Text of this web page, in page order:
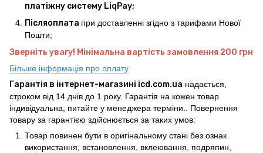
платіжну систему LiqPay;
Післяоплата при доставленні згідно з тарифами Нової
Пошти;
Зверніть увагу! Мінімальна вартість замовлення 200 грн
Більше інформація про оплату
Гарантія в інтернет-магазині icd.com.ua надається,
строком від 14 днів до 1 року. Гарантія на кожен товар
індивідуальна, питайте у менеджера терміни.. Повернення
товару за гарантією здійснюється за таких умов:
Товар повинен бути в оригінальному стані без ознак
використання, встановлення, вклеювання, подряпин,